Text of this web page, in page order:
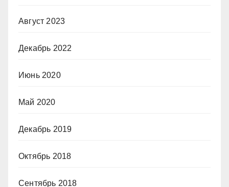
Август 2023
Декабрь 2022
Июнь 2020
Май 2020
Декабрь 2019
Октябрь 2018
Сентябрь 2018